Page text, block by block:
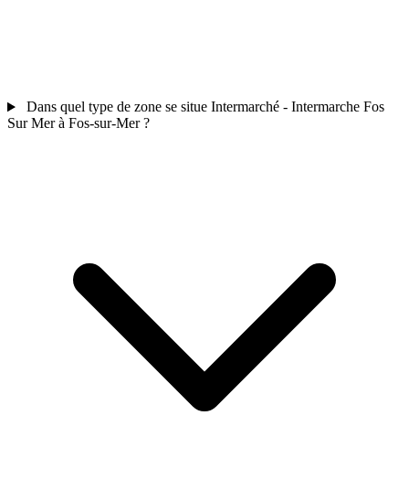
Dans quel type de zone se situe Intermarché - Intermarche Fos
Sur Mer à Fos-sur-Mer ?